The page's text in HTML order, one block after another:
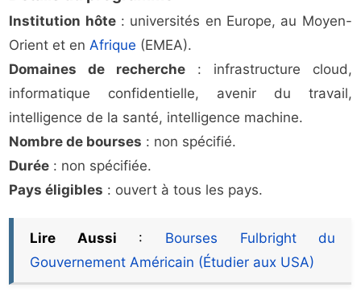
Institution hôte: universités en Europe, au Moyen-
Orient et enAfrique (EMEA).
Domaines de recherche : infrastructure cloud,
informatique confidentielle, avenir du travail,
intelligence de la santé, intelligence machine.
Nombre de bourses : non spécifié.
Durée : non spécifiée.
Pays éligibles : ouvert à tous les pays.
Lire Aussi : Bourses Fulbright du
Gouvernement Américain (Étudier aux USA)